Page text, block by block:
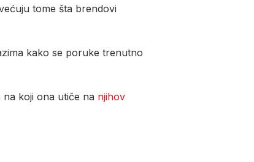
tome šta brendovi
kako se poruke trenutno
koji ona utiče na njihov